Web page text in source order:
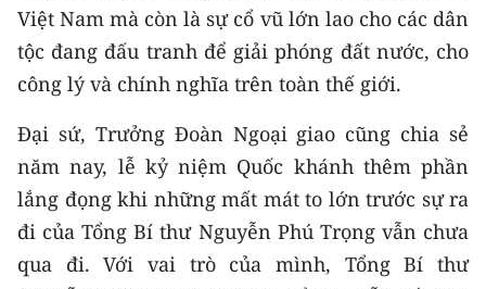
Việt Nam mà còn là sự cổ vũ lớn lao cho các dân
tộc đang đấu tranh để giải phóng đất nước, cho
công lý và chính nghĩa trên toàn thế giới.
Đại sứ, Trưởng Đoàn Ngoại giao cũng chia sẻ
năm nay, lễ kỷ niệm Quốc khánh thêm phần
lắng đọng khi những mất mát to lớn trước sự ra
đi của Tổng Bí thư Nguyễn Phú Trọng vẫn chưa
qua đi. Với vai trò của mình, Tổng Bí thư